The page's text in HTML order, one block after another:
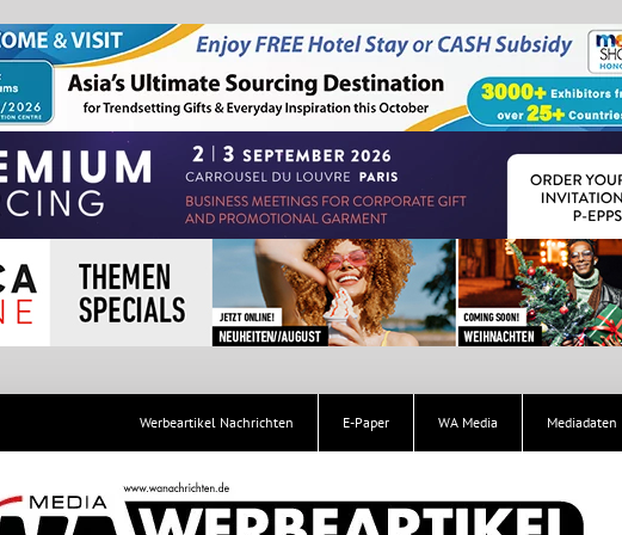
Werbeartikel Nachrichten E-Paper WA Media Mediadaten